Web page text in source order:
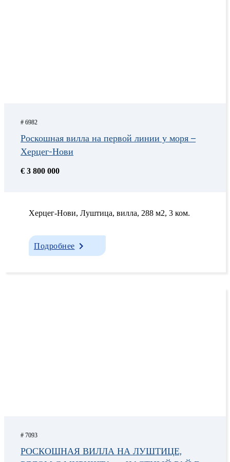
# 6982
Роскошная вилла на первой линии у моря –
Херцег-Нови
€ 3 800 000
Херцег-Нови, Луштица, вилла, 288 м2, 3 ком.
Подробнее
# 7093
РОСКОШНАЯ ВИЛЛА НА ЛУШТИЦЕ,